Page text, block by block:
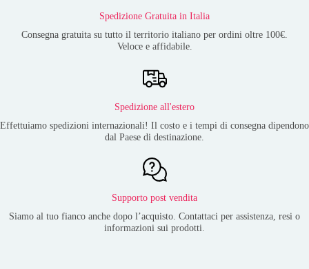
Spedizione Gratuita in Italia
Consegna gratuita su tutto il territorio italiano per ordini oltre 100€.
Veloce e affidabile.
Spedizione all'estero
Effettuiamo spedizioni internazionali! Il costo e i tempi di consegna dipendono
dal Paese di destinazione.
Supporto post vendita
Siamo al tuo fianco anche dopo l’acquisto. Contattaci per assistenza, resi o
informazioni sui prodotti.